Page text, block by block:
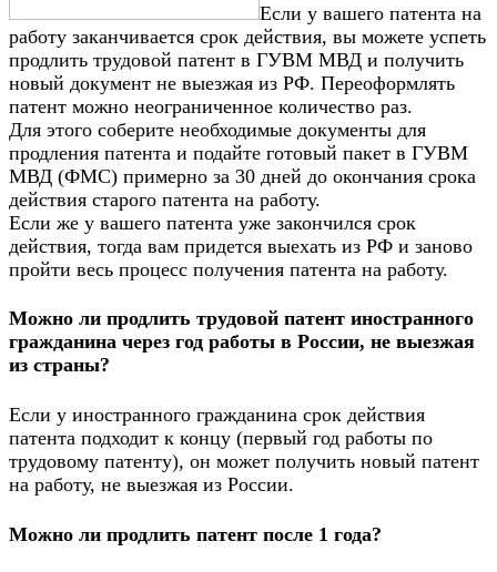
Если у вашего патента на
работу заканчивается срок действия, вы можете успеть
продлить трудовой патент в ГУВМ МВД и получить
новый документ не выезжая из РФ. Переоформлять
патент можно неограниченное количество раз.
Для этого соберите необходимые документы для
продления патента и подайте готовый пакет в ГУВМ
МВД (ФМС) примерно за 30 дней до окончания срока
действия старого патента на работу.
Если же у вашего патента уже закончился срок
действия, тогда вам придется выехать из РФ и заново
пройти весь процесс получения патента на работу.
Можно ли продлить трудовой патент иностранного
гражданина через год работы в России, не выезжая
из страны?
Если у иностранного гражданина срок действия
патента подходит к концу (первый год работы по
трудовому патенту), он может получить новый патент
на работу, не выезжая из России.
Можно ли продлить патент после 1 года?